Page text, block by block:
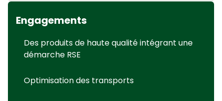
Engagements
Des produits de haute qualité intégrant une
démarche RSE
Optimisation des transports